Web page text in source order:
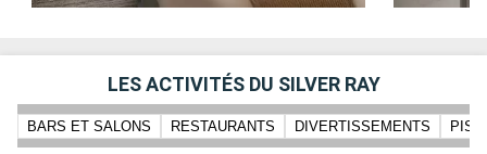
LES ACTIVITÉS DU SILVER RAY
BARS ET SALONS RESTAURANTS DIVERTISSEMENTS